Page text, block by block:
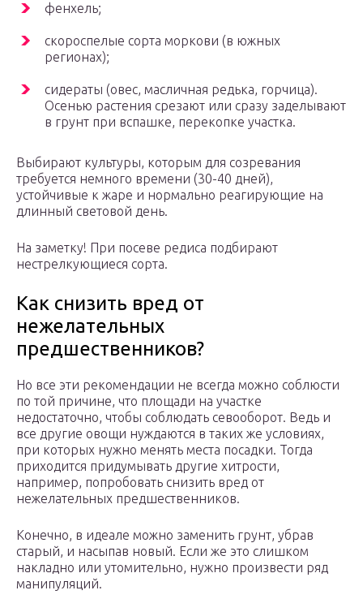
фенхель;
скороспелые сорта моркови (в южных
регионах);
сидераты (овес, масличная редька, горчица).
Осенью растения срезают или сразу заделывают
в грунт при вспашке, перекопке участка.
Выбирают культуры, которым для созревания
требуется немного времени (30-40 дней),
устойчивые к жаре и нормально реагирующие на
длинный световой день.
На заметку! При посеве редиса подбирают
нестрелкующиеся сорта.
Как снизить вред от
нежелательных
предшественников?
Но все эти рекомендации не всегда можно соблюсти
по той причине, что площади на участке
недостаточно, чтобы соблюдать севооборот. Ведь и
все другие овощи нуждаются в таких же условиях,
при которых нужно менять места посадки. Тогда
приходится придумывать другие хитрости,
например, попробовать снизить вред от
нежелательных предшественников.
Конечно, в идеале можно заменить грунт, убрав
старый, и насыпав новый. Если же это слишком
накладно или утомительно, нужно произвести ряд
манипуляций.